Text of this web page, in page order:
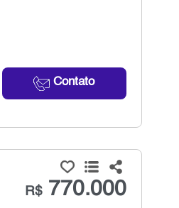
Contato
R$770.000